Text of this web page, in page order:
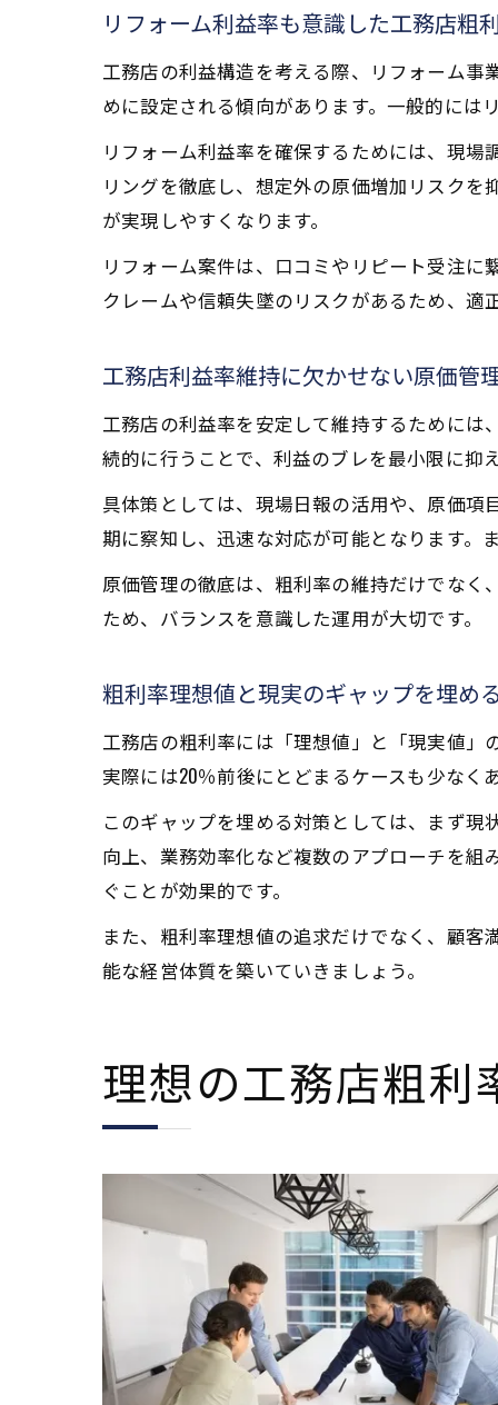
リフォーム利益率も意識した工務店粗
工務店の利益構造を考える際、リフォーム事
めに設定される傾向があります。一般的には
リフォーム利益率を確保するためには、現
リングを徹底し、想定外の原価増加リスク
が実現しやすくなります。
リフォーム案件は、口コミやリピート受注
クレームや信頼失墜のリスクがあるため、適
工務店利益率維持に欠かせない原価管
工務店の利益率を安定して維持するために
続的に行うことで、利益のブレを最小限に抑
具体策としては、現場日報の活用や、原価項
期に察知し、迅速な対応が可能となります。
原価管理の徹底は、粗利率の維持だけでなく
ため、バランスを意識した運用が大切です。
粗利率理想値と現実のギャップを埋め
工務店の粗利率には「理想値」と「現実値」
実際には20％前後にとどまるケースも少なく
このギャップを埋める対策としては、まず
向上、業務効率化など複数のアプローチを
ぐことが効果的です。
また、粗利率理想値の追求だけでなく、顧
能な経営体質を築いていきましょう。
理想の工務店粗利